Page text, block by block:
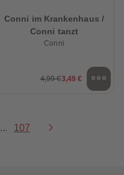
Conni im Krankenhaus /
Conni tanzt
Conni
4,99 €3,49 €
... 107